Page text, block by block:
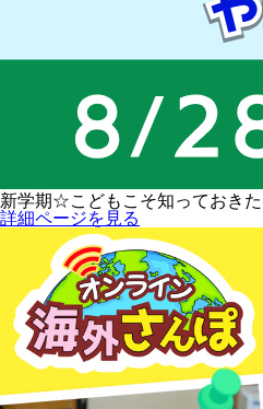
新学期☆こどもこそ知っておきた
詳細ページを見る